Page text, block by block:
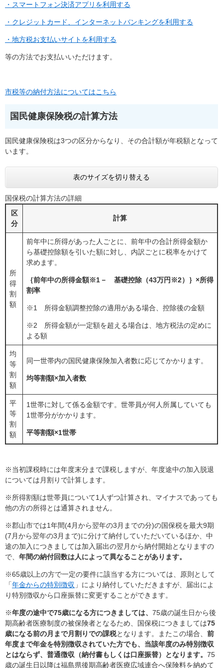
・スマートフォン決済アプリを利用する
・クレジットカード、インターネットバンキングを利用する
・地方税お支払いサイトを利用する
等の方法でお支払いいただけます。
市税等の納付方法についてはこちら
国民健康保険税の計算方法
国民健康保険税は3つの区分からなり、その合計額が年税額となって
います。
表のサイズを切り替える
国保税の計算方法の詳細
区
分
計算
所
得
割
額
前年中に所得があった人ごとに、前年中の合計所得金額か
ら基礎控除額を引いた額に対し、内訳ごとに税率をかけて
求めます。
｛前年中の所得金額※1－ 基礎控除（43万円※2）｝×所得
割率
※1 所得金額調整控除の適用がある場合、控除後の金額
※2 所得金額が一定額を超える場合は、地方税法の定めに
よる額
均
等
割
額
同一世帯内の国民健康保険加入者数に応じてかかります。
均等割額×加入者数
平
等
割
額
1世帯に対して係る金額です。世帯員が何人所属していても
1世帯分がかかります。
平等割額×1世帯
※当初課税時には年度末分まで課税しますが、年度途中の加入脱退
については月割りで計算します。
※所得割額は世帯員について1人ずつ計算され、マイナスであっても
他の方の所得とは通算されません。
※郡山市では1年間(4月から翌年の3月までの分)の国保税を最大9期
(7月から翌年の3月まで)に分けて納付していただいているほか、中
途の加入につきましては加入届出の翌月から納付開始となりますの
で、 年間の納付回数は人によって異なることがあります。
※65歳以上の方で一定の要件に該当する方については、原則として
「年金からの特別徴収 」により納付していただきますが、届出によ
り特別徴収から口座振替に変更することができます。
※年度の途中で75歳になる方につきましては、 75歳の誕生日から後
期高齢者医療制度の被保険者となるため、国保税につきましては75
歳になる前の月まで月割りでの課税となります。またこの場合、 前
年度まで年金を特別徴収されていた方でも、当該年度のみ特別徴収
とはならず、普通徴収（納付書もしくは口座振替）となります。 75
歳の誕生日以降は福島県後期高齢者医療広域連合へ保険料を納めて